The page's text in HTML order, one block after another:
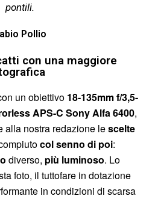
pontili.
Pollio
con una maggiore
un obiettivo 18-135mm f/3,5-
APS-C Sony Alfa 6400,
alla nostra redazione lescelte
col senno di poi:
diverso, più luminoso. Lo
foto, il tuttofare in dotazione
in condizioni di scarsa